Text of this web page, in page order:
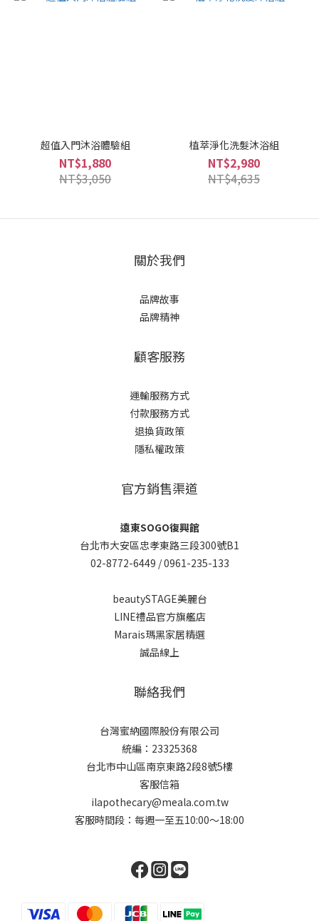
超值入門沐浴體驗組
NT$1,880
NT$3,050
植萃淨化洗髮沐浴組
NT$2,980
NT$4,635
關於我們
品牌故事
品牌精神
顧客服務
運輸服務方式
付款服務方式
退換貨政策
隱私權政策
官方銷售渠道
遠東SOGO復興館
台北市大安區忠孝東路三段300號B1
02-8772-6449 /0961-235-133
beautySTAGE美麗台
LINE禮品官方旗艦店
Marais瑪黑家居精選
誠品線上
聯絡我們
台灣蜜納國際股份有限公司
統編：23325368
台北市中山區南京東路2段8號5樓
客服信箱
ilapothecary@meala.com.tw
客服時間段：每週一至五10:00～18:00